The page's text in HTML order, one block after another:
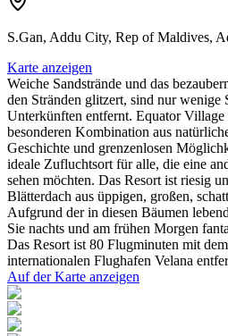
S.Gan, Addu City, Rep of Maldives,
Karte anzeigen
Weiche Sandstrände und das
den Stränden glitzert, sind nur wenige
Unterkünften entfernt. Equator Village
besonderen Kombination aus
Geschichte und grenzenlosen
ideale Zufluchtsort für alle, die eine
sehen möchten. Das Resort ist riesig
Blätterdach aus üppigen, großen,
Aufgrund der in diesen Bäumen
Sie nachts und am frühen Morgen
Das Resort ist 80 Flugminuten mit
internationalen Flughafen Velana
Auf der Karte anzeigen